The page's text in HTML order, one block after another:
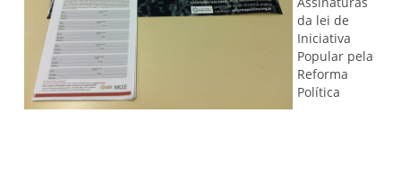
da lei de
Iniciativa
Popular pela
Reforma
Política